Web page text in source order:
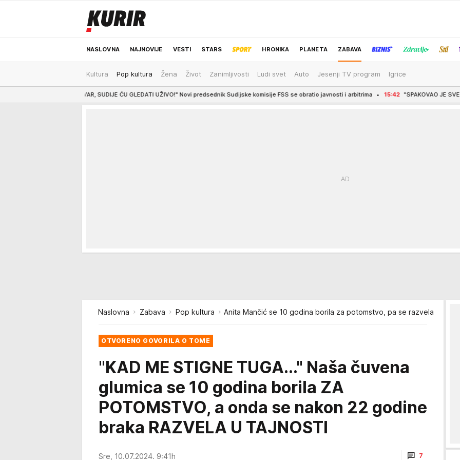
NASLOVNA NAJNOVIJE VESTI STARS HRONIKA PLANETA ZABAVA
ODRŽIVA BUDUĆNOST REGION NEWS IZBOR UREDNIKA
Kultura Pop kultura Žena Život Zanimljivosti Ludi svet Auto Jesenji TV program Igrice
"NE VOLIM VAR, SUDIJE ĆU GLEDATI UŽIVO!" Novi predsednik Sudijske komisije FSS se obratio javnosti i arbitrima 15:42 "SPAKOVAO JE SVE U CRNE
Naslovna Zabava Pop kultura Anita Mančić se 10 godina borila za potomstvo, pa se razvela u
OTVORENO GOVORILA O TOME
"KAD ME STIGNE TUGA..." Naša čuvena
glumica se 10 godina borila ZA
POTOMSTVO, a onda se nakon 22 godine
braka RAZVELA U TAJNOSTI
Sre, 10.07.2024. 9:41h 7